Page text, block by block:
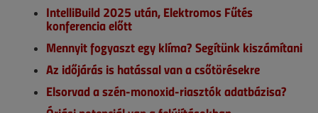
IntelliBuild 2025 után, Elektromos Fűtés
konferencia előtt
Mennyit fogyaszt egy klíma? Segítünk kiszámítani
Az időjárás is hatással van a csőtörésekre
Elsorvad a szén-monoxid-riasztók adatbázisa?